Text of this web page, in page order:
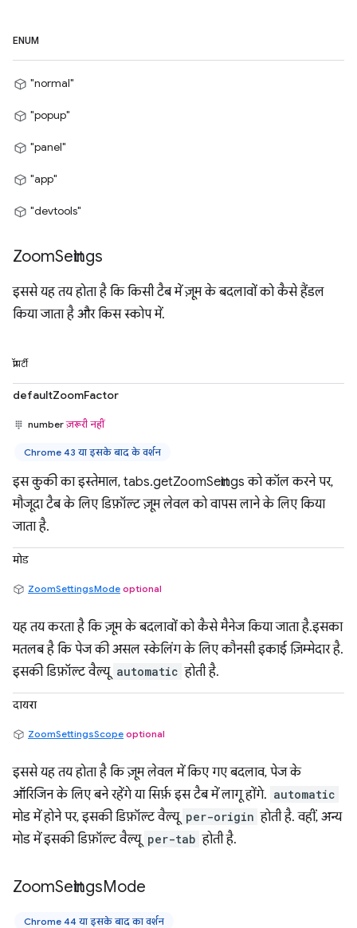
ENUM
"normal"
"popup"
"panel"
"app"
"devtools"
ZoomSettings
इससे यह तय होता है कि किसी टैब में ज़ूम के बदलावों को कैसे हैंडल
किया जाता है और किस स्कोप में.
प्रॉपर्टी
defaultZoomFactor
numberज़रूरी नहीं
Chrome 43 या इसके बाद के वर्शन
इस कुकी का इस्तेमाल, tabs.getZoomSettings को कॉल करने पर,
मौजूदा टैब के लिए डिफ़ॉल्ट ज़ूम लेवल को वापस लाने के लिए किया
जाता है.
मोड
ZoomSettingsMode optional
यह तय करता है कि ज़ूम के बदलावों को कैसे मैनेज किया जाता है.इसका
मतलब है कि पेज की असल स्केलिंग के लिए कौनसी इकाई ज़िम्मेदार है.
इसकी डिफ़ॉल्ट वैल्यू automatic होती है.
दायरा
ZoomSettingsScope optional
इससे यह तय होता है कि ज़ूम लेवल में किए गए बदलाव, पेज के
ऑरिजिन के लिए बने रहेंगे या सिर्फ़ इस टैब में लागू होंगे. automatic
मोड में होने पर, इसकी डिफ़ॉल्ट वैल्यू per-origin होती है. वहीं, अन्य
मोड में इसकी डिफ़ॉल्ट वैल्यू per-tab होती है.
ZoomSettingsMode
Chrome 44 या इसके बाद का वर्शन